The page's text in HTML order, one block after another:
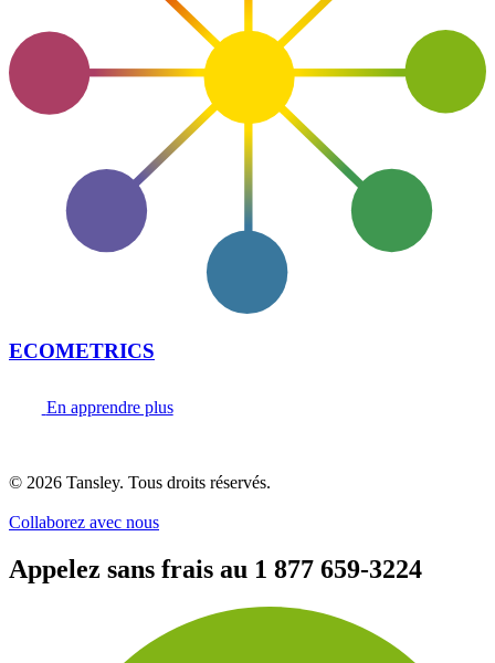
ECOMETRICS
En apprendre plus
© 2026 Tansley. Tous droits réservés.
Collaborez avec nous
Appelez sans frais au 1 877 659-3224